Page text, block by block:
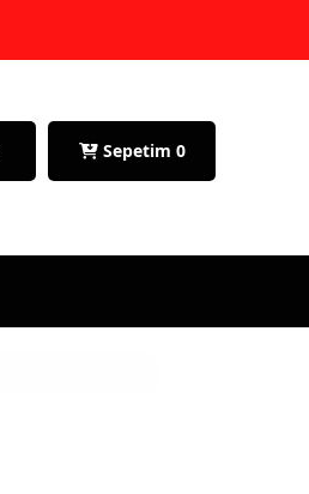
Sepetim 0